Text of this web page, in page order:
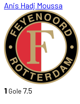
Anis Hadj Moussa
1 Gole 7.5